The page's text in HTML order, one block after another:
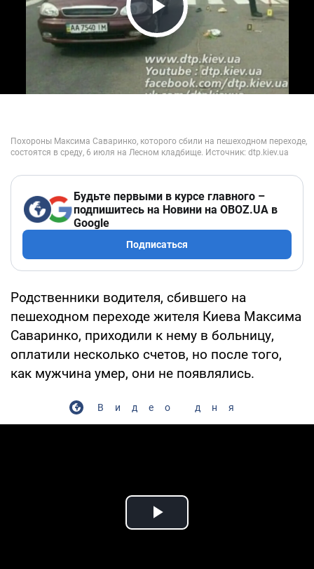
Play Video
Будьте первыми в курсе главного –
подпишитесь на Новини на OBOZ.UA в
Google
Подписаться
Родственники водителя, сбившего на
пешеходном переходе жителя Киева Максима
Саваринко, приходили к нему в больницу,
оплатили несколько счетов, но после того,
как мужчина умер, они не появлялись.
Видео дня
Play Video